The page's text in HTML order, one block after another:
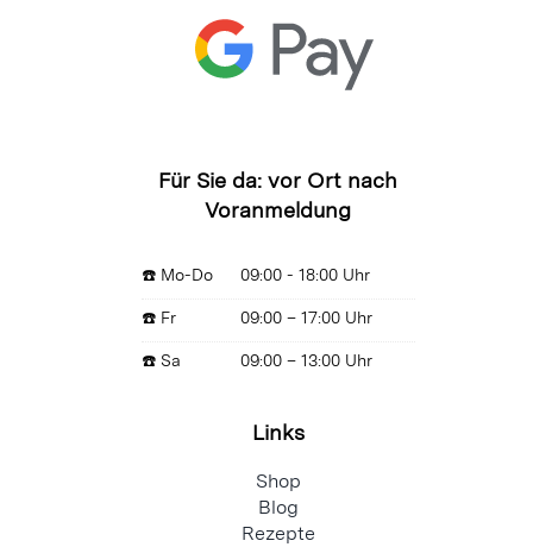
Für Sie da: vor Ort nach
Voranmeldung
☎️ Mo-Do 09:00 - 18:00 Uhr
☎️ Fr 09:00 – 17:00 Uhr
☎️ Sa 09:00 – 13:00 Uhr
Links
Shop
Blog
Rezepte